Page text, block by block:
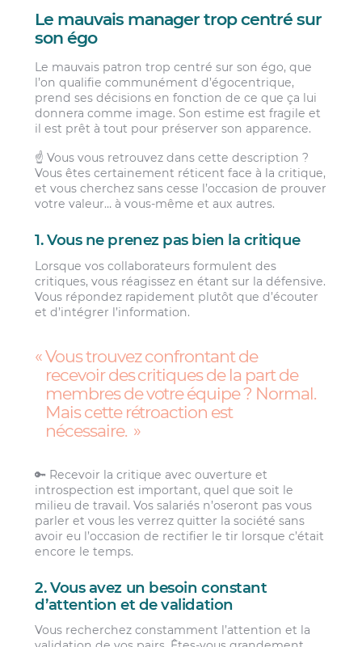
Le mauvais manager trop centré sur
son égo
Le mauvais patron trop centré sur son égo, que
l’on qualifie communément d’égocentrique,
prend ses décisions en fonction de ce que ça lui
donnera comme image. Son estime est fragile et
il est prêt à tout pour préserver son apparence.
☝️ Vous vous retrouvez dans cette description ?
Vous êtes certainement réticent face à la critique,
et vous cherchez sans cesse l’occasion de prouver
votre valeur… à vous-même et aux autres.
1. Vous ne prenez pas bien la critique
Lorsque vos collaborateurs formulent des
critiques, vous réagissez en étant sur la défensive.
Vous répondez rapidement plutôt que d’écouter
et d’intégrer l’information.
Vous trouvez confrontant de
recevoir des critiques de la part de
membres de votre équipe ? Normal.
Mais cette rétroaction est
nécessaire.
🔑 Recevoir la critique avec ouverture et
introspection est important, quel que soit le
milieu de travail. Vos salariés n’oseront pas vous
parler et vous les verrez quitter la société sans
avoir eu l’occasion de rectifier le tir lorsque c’était
encore le temps.
2. Vous avez un besoin constant
d’attention et de validation
Vous recherchez constamment l’attention et la